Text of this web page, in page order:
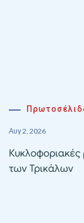
Αυγ 2, 2026
Κυκλοφοριακές
των Τρικάλων